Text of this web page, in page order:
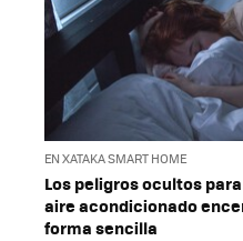
EN XATAKA SMART HOME
Los peligros ocultos
aire acondicionado
forma sencilla